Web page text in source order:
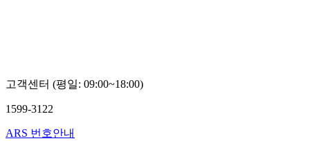
고객센터 (평일: 09:00~18:00)
1599-3122
ARS 번호안내